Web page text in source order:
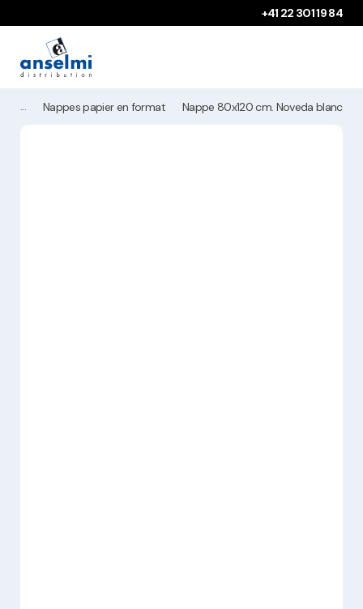
+41 22 301 19 84
Nappes papier en format Nappe 80x120 cm. Noveda blanche